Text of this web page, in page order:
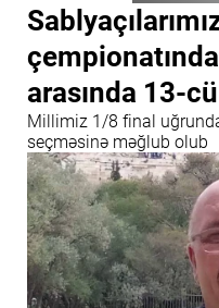
arasında 13-
Millimiz 1/8 final
seçməsinə məğlub olub